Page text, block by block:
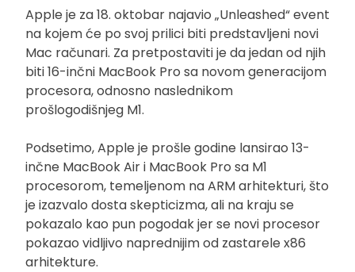
Apple je za 18. oktobar najavio „Unleashed“ event
na kojem će po svoj prilici biti predstavljeni novi
Mac računari. Za pretpostaviti je da jedan od njih
biti 16-inčni MacBook Pro sa novom generacijom
procesora, odnosno naslednikom
prošlogodišnjeg M1.
Podsetimo, Apple je prošle godine lansirao 13-
inčne MacBook Air i MacBook Pro sa M1
procesorom, temeljenom na ARM arhitekturi, što
je izazvalo dosta skepticizma, ali na kraju se
pokazalo kao pun pogodak jer se novi procesor
pokazao vidljivo naprednijim od zastarele x86
arhitekture.